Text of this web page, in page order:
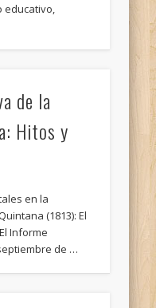
educativo,
de la
Hitos y
en la
(1813): El
Informe
de …